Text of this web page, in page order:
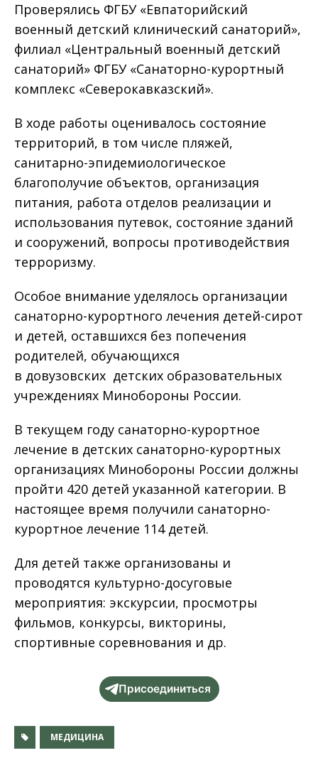
Проверялись ФГБУ «Евпаторийский
военный детский клинический санаторий»,
филиал «Центральный военный детский
санаторий» ФГБУ «Санаторно-курортный
комплекс «Северокавказский».
В ходе работы оценивалось состояние
территорий, в том числе пляжей,
санитарно-эпидемиологическое
благополучие объектов, организация
питания, работа отделов реализации и
использования путевок, состояние зданий
и сооружений, вопросы противодействия
терроризму.
Особое внимание уделялось организации
санаторно-курортного лечения детей-сирот
и детей, оставшихся без попечения
родителей, обучающихся
в довузовских детских образовательных
учреждениях Минобороны России.
В текущем году санаторно-курортное
лечение в детских санаторно-курортных
организациях Минобороны России должны
пройти 420 детей указанной категории. В
настоящее время получили санаторно-
курортное лечение 114 детей.
Для детей также организованы и
проводятся культурно-досуговые
мероприятия: экскурсии, просмотры
фильмов, конкурсы, викторины,
спортивные соревнования и др.
Присоединиться
МЕДИЦИНА